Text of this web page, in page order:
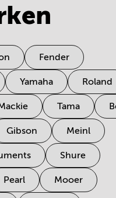
Fender
Yamaha Roland
Tama
Gibson Meinl
Shure
Pearl Mooer